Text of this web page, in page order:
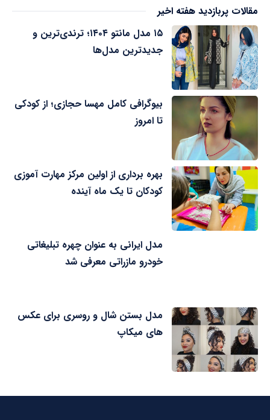
مقالات پربازدید هفته اخیر
۱۵ مدل مانتو ۱۴۰۴؛ ترندی‌ترین و
جدیدترین مدل‌ها
بیوگرافی کامل مهسا حجازی؛ از کودکی
تا امروز
بهره برداری از اولین مرکز مهارت آموزی
کودکان تا یک ماه آینده
مدل ایرانی به عنوان چهره تبلیغاتی
خودرو مازراتی معرفی شد
مدل بستن شال و روسری برای عکس
های میکاپ